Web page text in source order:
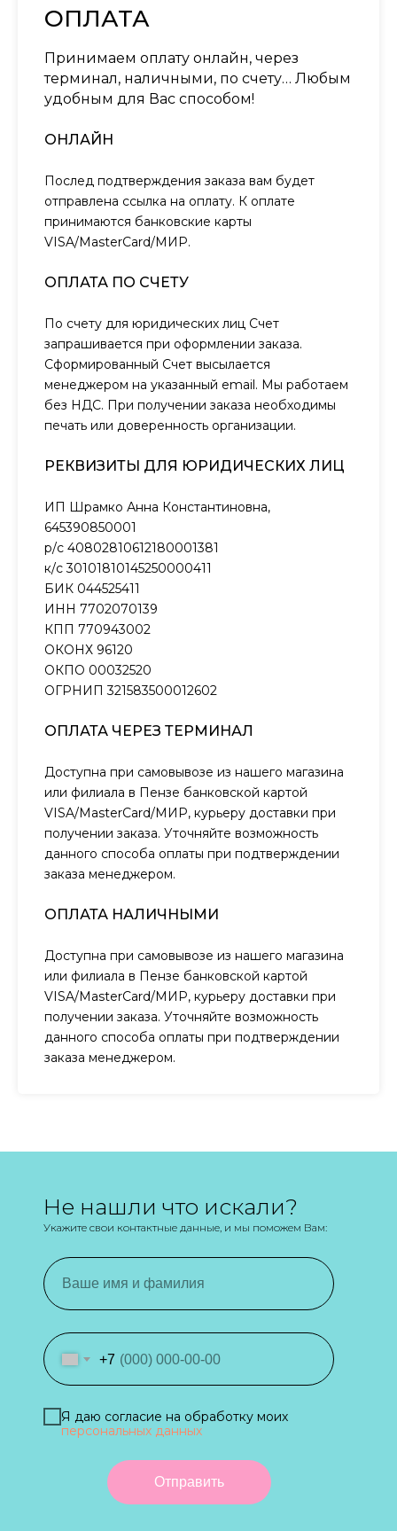
ОПЛАТА
Принимаем оплату онлайн, через
терминал, наличными, по счету… Любым
удобным для Вас способом!
ОНЛАЙН
Послед подтверждения заказа вам будет
отправлена ссылка на оплату. К оплате
принимаются банковские карты
VISA/MasterCard/МИР.
ОПЛАТА ПО СЧЕТУ
По счету для юридических лиц Счет
запрашивается при оформлении заказа.
Сформированный Счет высылается
менеджером на указанный email. Мы работаем
без НДС. При получении заказа необходимы
печать или доверенность организации.
РЕКВИЗИТЫ ДЛЯ ЮРИДИЧЕСКИХ ЛИЦ
ИП Шрамко Анна Константиновна,
645390850001
р/с 40802810612180001381
к/с 30101810145250000411
БИК 044525411
ИНН 7702070139
КПП 770943002
ОКОНХ 96120
ОКПО 00032520
ОГРНИП 321583500012602
ОПЛАТА ЧЕРЕЗ ТЕРМИНАЛ
Доступна при самовывозе из нашего магазина
или филиала в Пензе банковской картой
VISA/MasterCard/МИР, курьеру доставки при
получении заказа. Уточняйте возможность
данного способа оплаты при подтверждении
заказа менеджером.
ОПЛАТА НАЛИЧНЫМИ
Доступна при самовывозе из нашего магазина
или филиала в Пензе банковской картой
VISA/MasterCard/МИР, курьеру доставки при
получении заказа. Уточняйте возможность
данного способа оплаты при подтверждении
заказа менеджером.
+7
Я даю согласие на обработку моих
персональных данных
Отправить
Не нашли что искали?
Укажите свои контактные данные, и мы поможем Вам: